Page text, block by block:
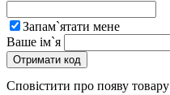
Запам`ятати мене
Ваше ім`я
Отримати код
Сповістити про появу товару